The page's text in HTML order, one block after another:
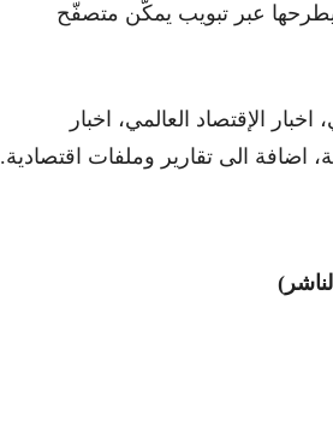
ويطرحها عبر تبويب يمكّن متصفّح
اخبار الإقتصاد العالمي، اخبار
اضافة الى تقارير وملفات اقتصادية.